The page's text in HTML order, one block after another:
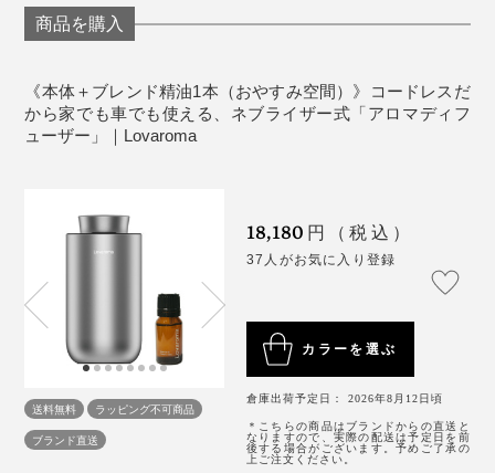
時間作動します。
い、誕生日のプレゼントにもおすすめです。
シックなブラックの箱入り
より深く休めたのだと思います。
これまで、アロマは生活をより豊かにするプラスアルフ
ァのものと思っていましたが、マイナスがプラスに転じ
るのを実感。私のなかで、毎日に欠かせないアイテムに
バッテリー：2000mAh（最大57時間稼働）
精油」以外のオイルを使用した場合は、保証の対象
にはなりません。
《ブレンド精油》
イス、ペルーバルサム
アロマオイルは、天然成分100％のものを使ってくだ
さい。合成香料のもの使用すると、残留物が溜まり
やすく、故障の原因になります。
過負荷のコンセント、破損した電源ケーブルやアダ
プターを使用しないでください。
動作している時、またはオイルを入れている時は、
商品を購入
《本体＋ブレンド精油1本（おやすみ空間）》コードレスだ
から家でも車でも使える、ネブライザー式「アロマディフ
ューザー」｜Lovaroma
送料無料
ラッピング不可商品
ブランド直送
18,180 円（税込）
37人がお気に入り登録
カラーを選ぶ
倉庫出荷予定日： 2026年8月12日頃
＊こちらの商品はブランドからの直送と
なりますので、実際の配送は予定日を前
後する場合がございます。予めご了承の
上ご注文ください。